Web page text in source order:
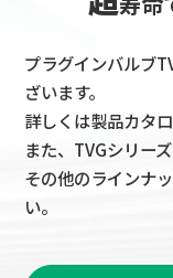
プラグインバルブ
ざいます。
詳しくは製品カタ
また、TVGシリー
その他のラインナ
い。